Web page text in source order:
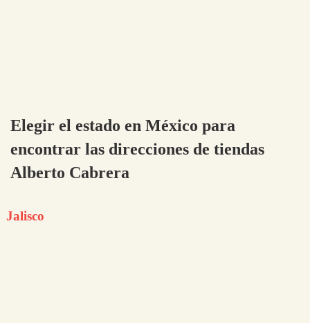
Elegir el estado en México para
encontrar las direcciones de tiendas
Alberto Cabrera
Jalisco